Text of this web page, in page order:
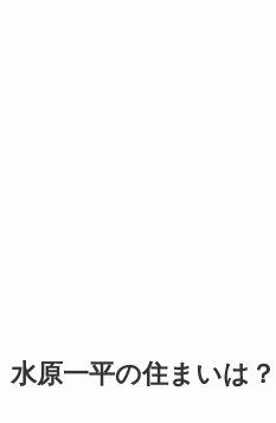
水原一平の住まいは？